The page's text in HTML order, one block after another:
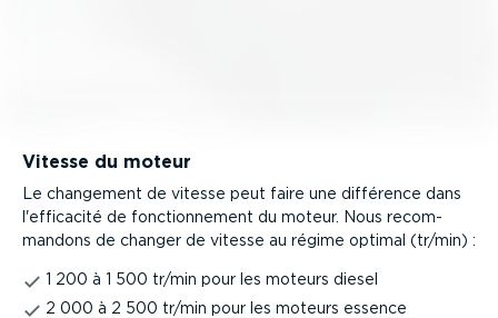
Vitesse du moteur
Le changement de vitesse peut faire une différence dans
l'efficacité de fonction­nement du moteur. Nous recom­
mandons de changer de vitesse au régime optimal (tr/min) :
1 200 à 1 500 tr/min pour les moteurs diesel
2 000 à 2 500 tr/min pour les moteurs essence